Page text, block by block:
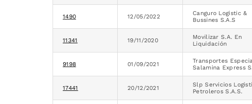
1490 12/05/2022
Canguro Logistic &
Bussines S.A.S
11341 19/11/2020
Movilizar S.A. En
Liquidación
9198 01/09/2021
Transportes
Salamina Express
17441 20/12/2021
Slp Servicios
Petroleros S.A.S.